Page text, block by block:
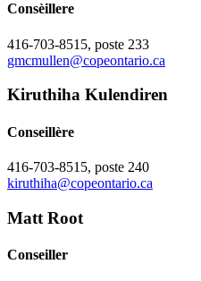
Consèillere
416-703-8515, poste 233
gmcmullen@copeontario.ca
Kiruthiha Kulendiren
Conseillère
416-703-8515, poste 240
kiruthiha@copeontario.ca
Matt Root
Conseiller